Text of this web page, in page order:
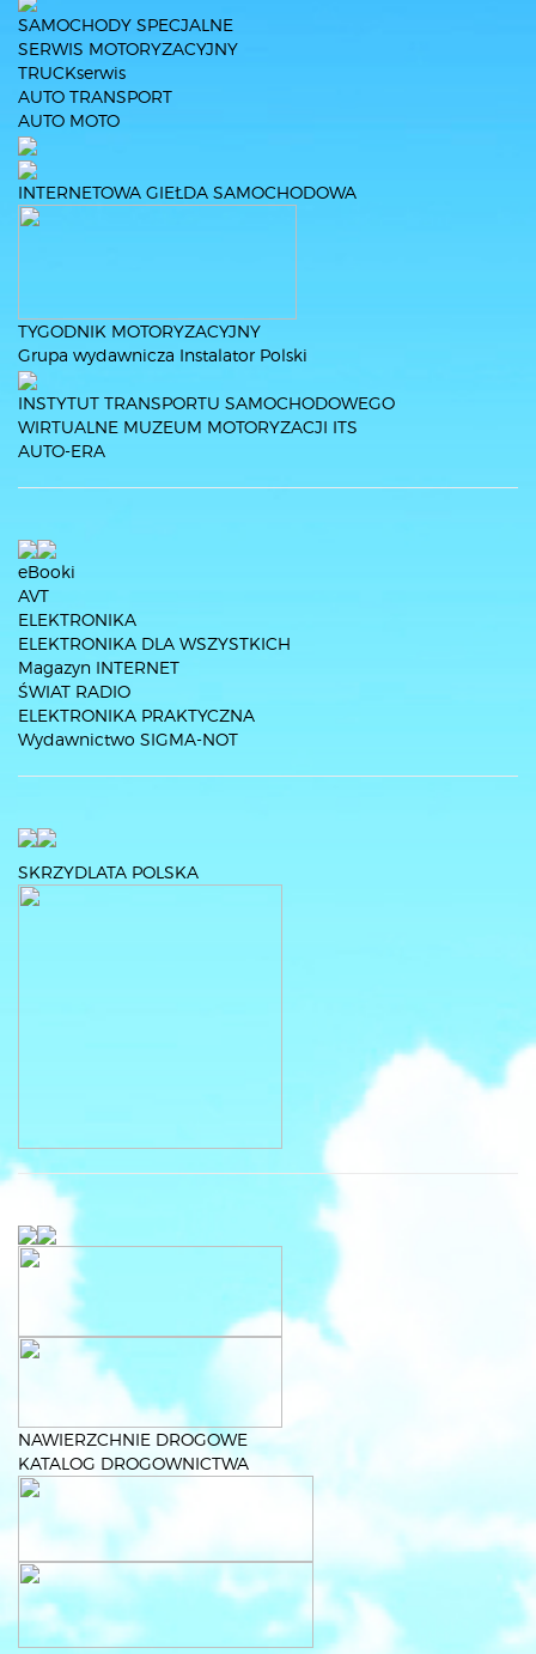
SAMOCHODY SPECJALNE
SERWIS MOTORYZACYJNY
TRUCKserwis
AUTO TRANSPORT
AUTO MOTO
INTERNETOWA GIEŁDA SAMOCHODOWA
TYGODNIK MOTORYZACYJNY
Grupa wydawnicza Instalator Polski
INSTYTUT TRANSPORTU SAMOCHODOWEGO
WIRTUALNE MUZEUM MOTORYZACJI ITS
AUTO-ERA
eBooki
AVT
ELEKTRONIKA
ELEKTRONIKA DLA WSZYSTKICH
Magazyn INTERNET
ŚWIAT RADIO
ELEKTRONIKA PRAKTYCZNA
Wydawnictwo SIGMA-NOT
SKRZYDLATA POLSKA
NAWIERZCHNIE DROGOWE
KATALOG DROGOWNICTWA